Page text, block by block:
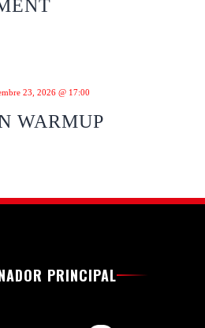
23, 2026 @ 17:00
WARMUP
PRINCIPAL